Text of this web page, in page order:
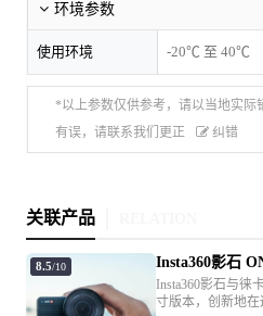
环境参数
使用环境 -20℃ 至 40℃
*以上参数仅供参考，请以当地实际
有误，请联系我们更正
纠错
关联产品
8.5/10 Insta360影石
Insta360影石与徕
寸版本，创新地